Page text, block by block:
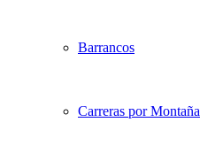
Barrancos
Carreras por Montaña